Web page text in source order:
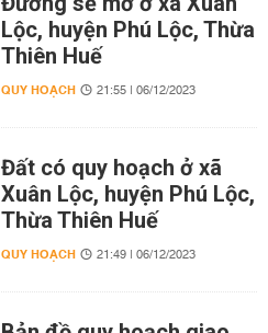
Lộc, huyện Phú Lộc, Thừa
Thiên Huế
QUY HOẠCH 21:55 | 06/12/2023
Đất có quy hoạch ở xã
Xuân Lộc, huyện Phú Lộc,
Thừa Thiên Huế
QUY HOẠCH 21:49 | 06/12/2023